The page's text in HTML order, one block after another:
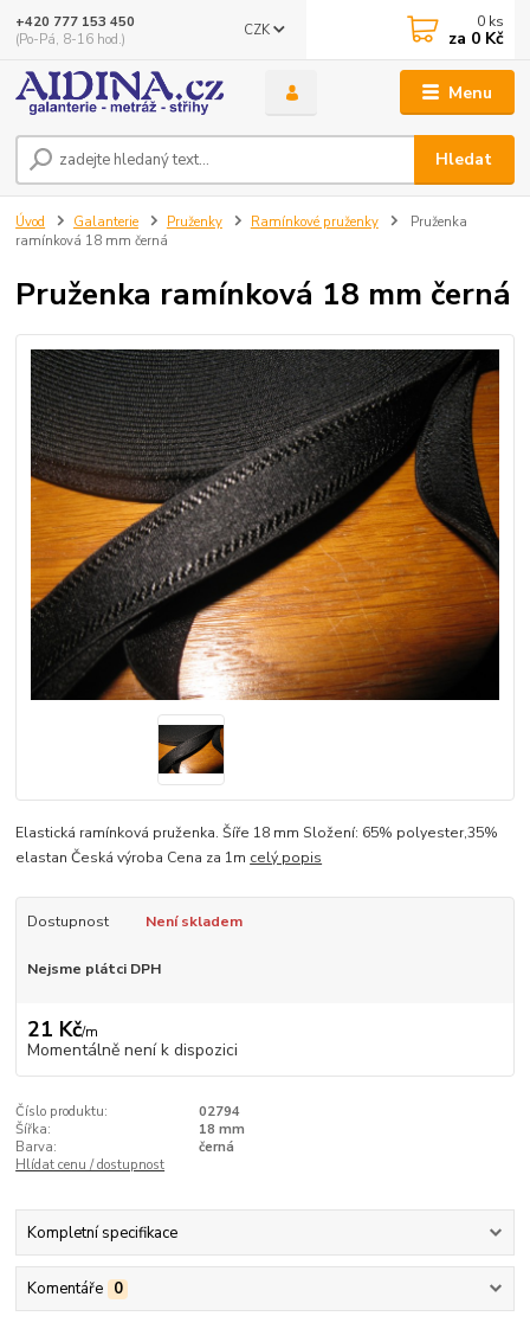
Menu
CZK
Hledat
+420 777 153 450
(Po-Pá, 8-16 hod.)
0 ks
za 0 Kč
Úvod Galanterie Pruženky Ramínkové pruženky
Pruženka
ramínková 18 mm černá
Pruženka ramínková 18 mm černá
Elastická ramínková pruženka. Šíře 18 mm Složení: 65% polyester,35%
elastan Česká výroba Cena za 1m celý popis
Dostupnost Není skladem
Nejsme plátci DPH
21 Kč/m
Momentálně není k dispozici
Číslo produktu:
02794
Šířka:
18 mm
Barva:
černá
Hlídat cenu / dostupnost
Kompletní specifikace
Komentáře 0